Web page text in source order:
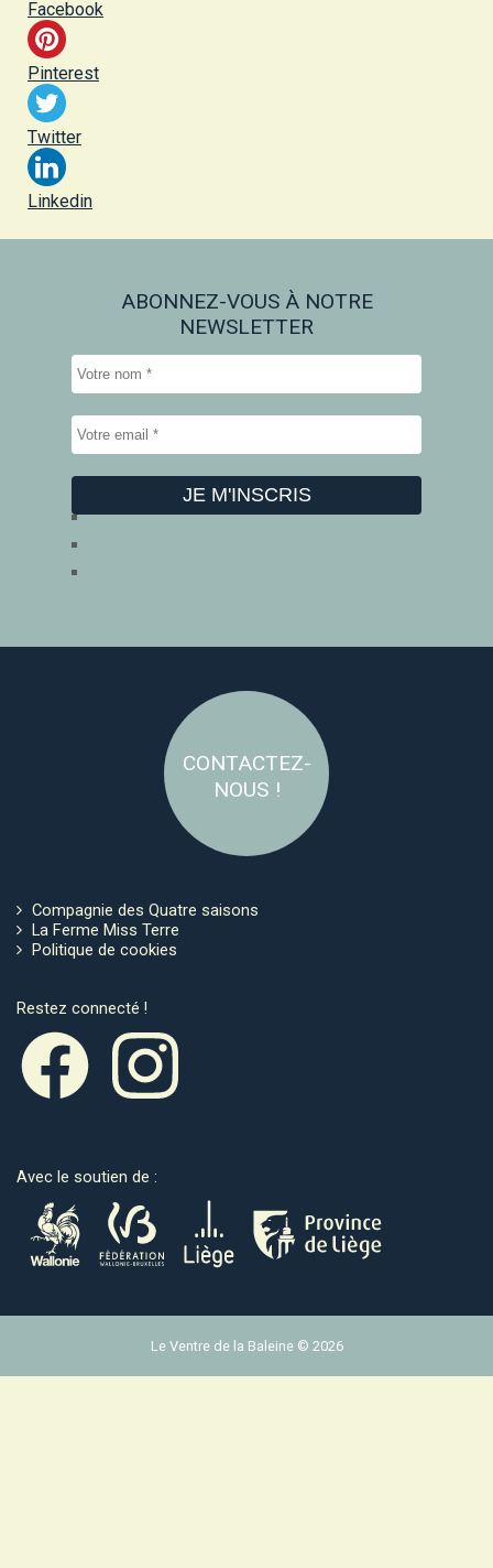
Facebook
Pinterest
Twitter
Linkedin
ABONNEZ-VOUS À NOTRE
NEWSLETTER
CONTACTEZ-
NOUS !
Compagnie des Quatre saisons
La Ferme Miss Terre
Politique de cookies
Restez connecté !
Avec le soutien de :
Le Ventre de la Baleine © 2026